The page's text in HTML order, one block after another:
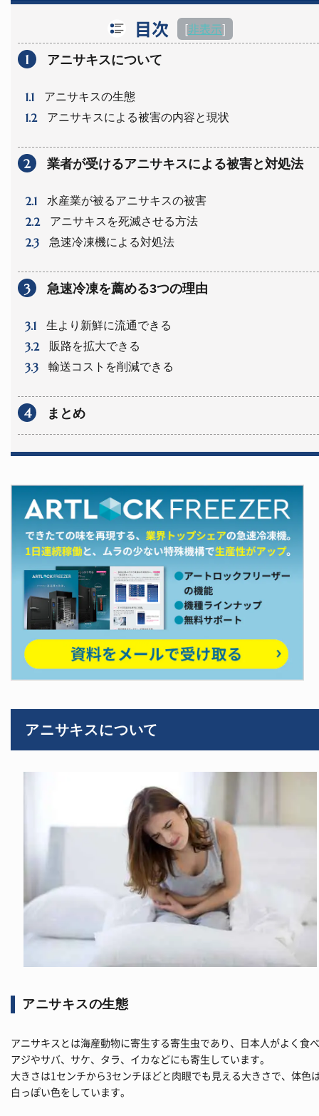
目次 [非表示]
1 アニサキスについて
1.1 アニサキスの生態
1.2 アニサキスによる被害の内容と現状
2 業者が受けるアニサキスによる被害と対処法
2.1 水産業が被るアニサキスの被害
2.2 アニサキスを死滅させる方法
2.3 急速冷凍機による対処法
3 急速冷凍を薦める3つの理由
3.1 生より新鮮に流通できる
3.2 販路を拡大できる
3.3 輸送コストを削減できる
4 まとめ
アニサキスについて
アニサキスの生態
アニサキスとは海産動物に寄生する寄生虫であり、日本人がよく食
アジやサバ、サケ、タラ、イカなどにも寄生しています。
大きさは1センチから3センチほどと肉眼でも見える大きさで、体色
白っぽい色をしています。